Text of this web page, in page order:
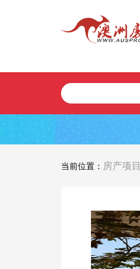
当前位置： 房产项目